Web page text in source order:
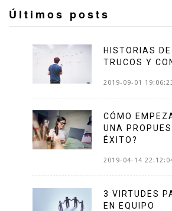
Últimos posts
HISTORIAS
TRUCOS Y
2019-09-01
CÓMO
UNA
ÉXITO?
2019-04-14
3 VIRTUDES
EN EQUIPO